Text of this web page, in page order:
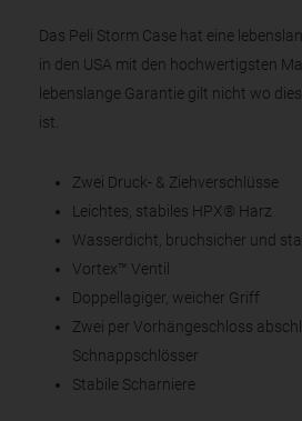
Das Peli Storm Case hat eine
in den USA mit den hochwertigsten
lebenslange Garantie gilt nicht wo
ist.
Zwei Druck- & Ziehverschlüsse
Leichtes, stabiles HPX® Harz
Wasserdicht, bruchsicher und
Vortex™ Ventil
Doppellagiger, weicher Griff
Zwei per Vorhängeschloss
Schnappschlösser
Stabile Scharniere